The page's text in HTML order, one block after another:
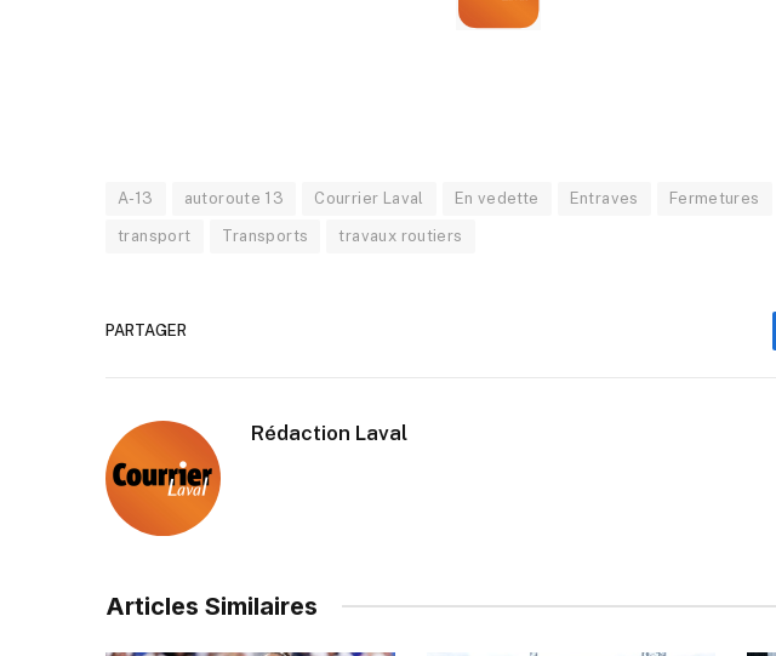
A-13 autoroute 13 Courrier Laval En vedette Entraves Fermetures
transport Transports travaux routiers
PARTAGER
Rédaction Laval
Articles Similaires